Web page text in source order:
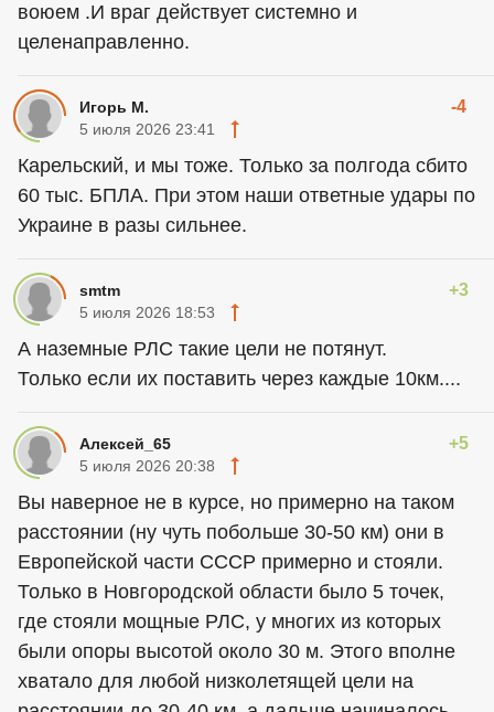
воюем .И враг действует системно и
целенаправленно.
Игорь М. -4
5 июля 2026 23:41
Карельский, и мы тоже. Только за полгода сбито
60 тыс. БПЛА. При этом наши ответные удары по
Украине в разы сильнее.
smtm +3
5 июля 2026 18:53
А наземные РЛС такие цели не потянут.
Только если их поставить через каждые 10км....
Алексей_65 +5
5 июля 2026 20:38
Вы наверное не в курсе, но примерно на таком
расстоянии (ну чуть побольше 30-50 км) они в
Европейской части СССР примерно и стояли.
Только в Новгородской области было 5 точек,
где стояли мощные РЛС, у многих из которых
были опоры высотой около 30 м. Этого вполне
хватало для любой низколетящей цели на